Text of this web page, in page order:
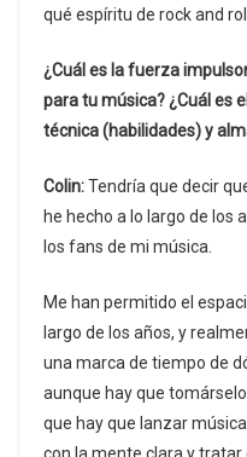
qué espíritu de rock and
¿Cuál es la fuerza
para tu música? ¿Cuál es
técnica (habilidades) y
Colin:Tendría que decir
he hecho a lo largo de los
los fans de mi música.
Me han permitido el
largo de los años, y
una marca de tiempo de
aunque hay que
que hay que lanzar